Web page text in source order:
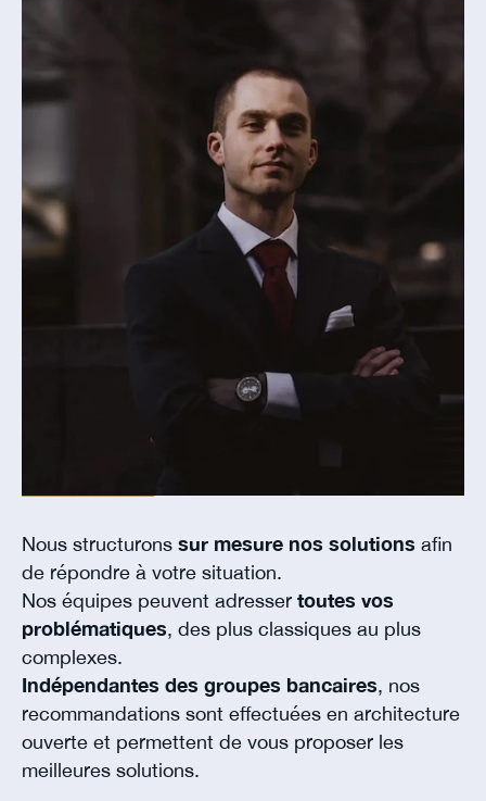
Nous structurons sur mesure nos solutions afin
de répondre à votre situation.
Nos équipes peuvent adresser toutes vos
problématiques, des plus classiques au plus
complexes.
Indépendantes des groupes bancaires, nos
recommandations sont effectuées en architecture
ouverte et permettent de vous proposer les
meilleures solutions.